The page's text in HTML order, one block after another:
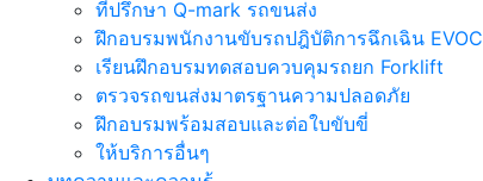
ที่ปรึกษา Q-mark รถขนส่ง
ฝึกอบรมพนักงานขับรถปฎิบัติการฉึกเฉิน EVOC
เรียนฝึกอบรมทดสอบควบคุมรถยก Forklift
ตรวจรถขนส่งมาตรฐานความปลอดภัย
ฝึกอบรมพร้อมสอบและต่อใบขับขี่
ให้บริการอื่นๆ